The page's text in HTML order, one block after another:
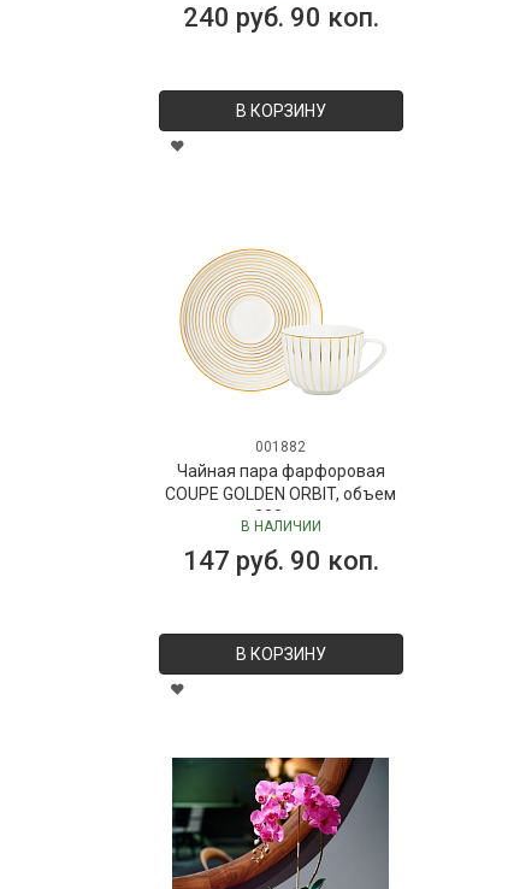
240 руб. 90 коп.
В КОРЗИНУ
001882
Чайная пара фарфоровая
COUPE GOLDEN ORBIT, объем
280 мл
В НАЛИЧИИ
147 руб. 90 коп.
В КОРЗИНУ